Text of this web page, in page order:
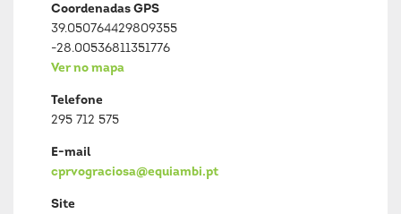
Coordenadas GPS
39.050764429809355
-28.00536811351776
Ver no mapa
Telefone
295 712 575
E-mail
cprvograciosa@equiambi.pt
Site